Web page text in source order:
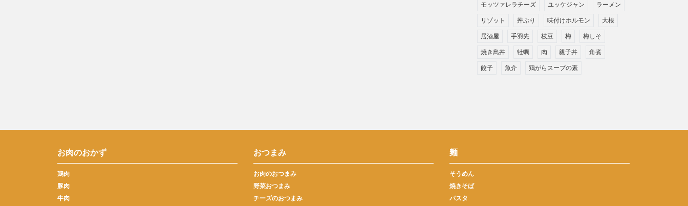
モッツァレラチーズ ユッケジャン ラーメン
リゾット 丼ぶり 味付けホルモン 大根
居酒屋 手羽先 枝豆 梅 梅しそ
焼き鳥丼 牡蠣 肉 親子丼 角煮
餃子 魚介 鶏がらスープの素
お肉のおかず
鶏肉
豚肉
牛肉
おつまみ
お肉のおつまみ
野菜おつまみ
チーズのおつまみ
麺
そうめん
焼きそば
パスタ